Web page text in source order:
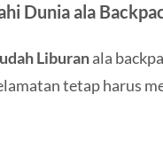
Dunia ala
Liburanala
tetap harus